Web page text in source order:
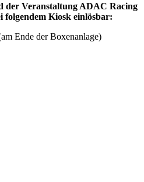
der Veranstaltung ADAC Racing
folgendem Kiosk einlösbar:
Ende der Boxenanlage)